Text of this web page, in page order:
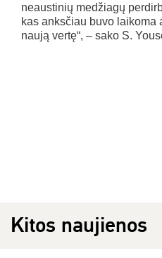
neaustinių medžiagų
kas anksčiau buvo laikoma
naują vertę“, – sako S.
Kitos naujienos